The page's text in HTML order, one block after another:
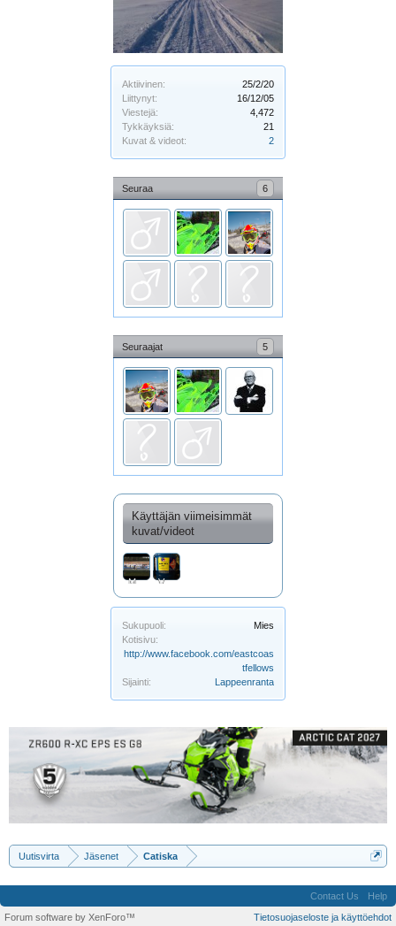
Aktiivinen:
25/2/20
Liittynyt:
16/12/05
Viestejä:
4,472
Tykkäyksiä:
21
Kuvat & videot:
2
Seuraa 6
Seuraajat 5
Käyttäjän viimeisimmät
kuvat/videot
Moottorikelkalla Alastaron DR finaalissa - YouTube Voimajuomaa moottorille
Sukupuoli:
Mies
Kotisivu:
http://www.facebook.com/eastcoas
tfellows
Sijainti:
Lappeenranta
Uutisvirta Jäsenet Catiska
Contact Us
Help
Tietosuojaseloste ja käyttöehdot
Forum software by XenForo™